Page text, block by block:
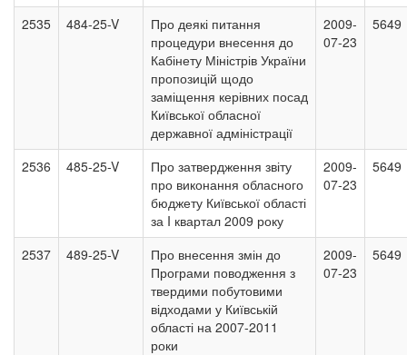
2535 484-25-V
Про деякі питання
процедури внесення до
Кабінету Міністрів України
пропозицій щодо
заміщення керівних посад
Київської обласної
державної адміністрації
2009-
07-23
5649
2536 485-25-V
Про затвердження звіту
про виконання обласного
бюджету Київської області
за I квартал 2009 року
2009-
07-23
5649
2537 489-25-V
Про внесення змін до
Програми поводження з
твердими побутовими
відходами у Київській
області на 2007-2011
роки
2009-
07-23
5649